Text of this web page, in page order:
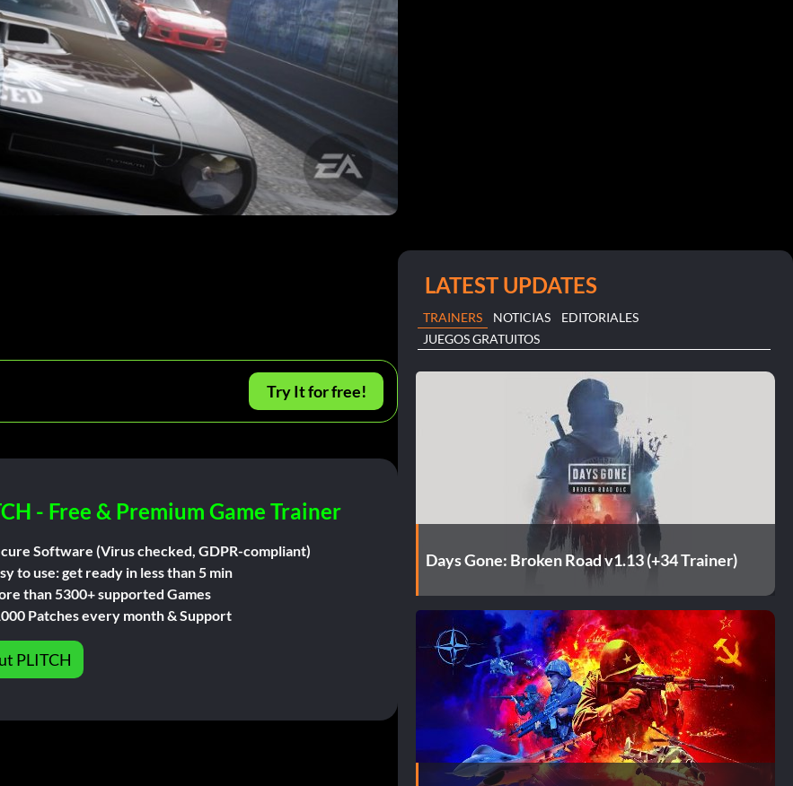
Try It for free!
- Free & Premium Game Trainer
Software (Virus checked, GDPR-compliant)
to use: get ready in less than 5 min
than 5300+ supported Games
Patches every month & Support
PLITCH
LATEST UPDATES
TRAINERS NOTICIAS
EDITORIALES
JUEGOS GRATUITOS
Days Gone: Broken Road v1.13 (+34 Trainer)